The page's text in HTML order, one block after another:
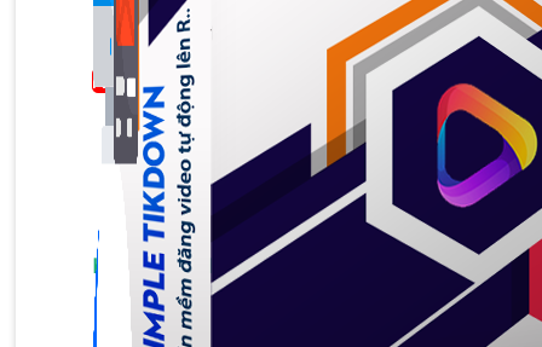
2,632 bài viết
New
Kiến Thức Website